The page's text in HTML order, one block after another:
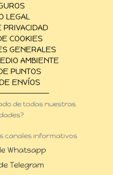
LEGAL
PRIVACIDAD
COOKIES
GENERALES
AMBIENTE
PUNTOS
ENVÍOS
de todas nuestras
canales informativos
Whatsapp
Telegram